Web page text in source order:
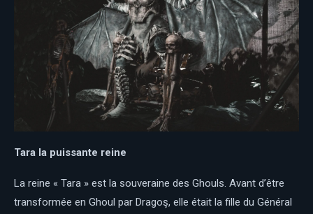
Tara la puissante reine
La reine « Tara » est la souveraine des Ghouls. Avant d’être
transformée en Ghoul par Dragoş, elle était la fille du Général